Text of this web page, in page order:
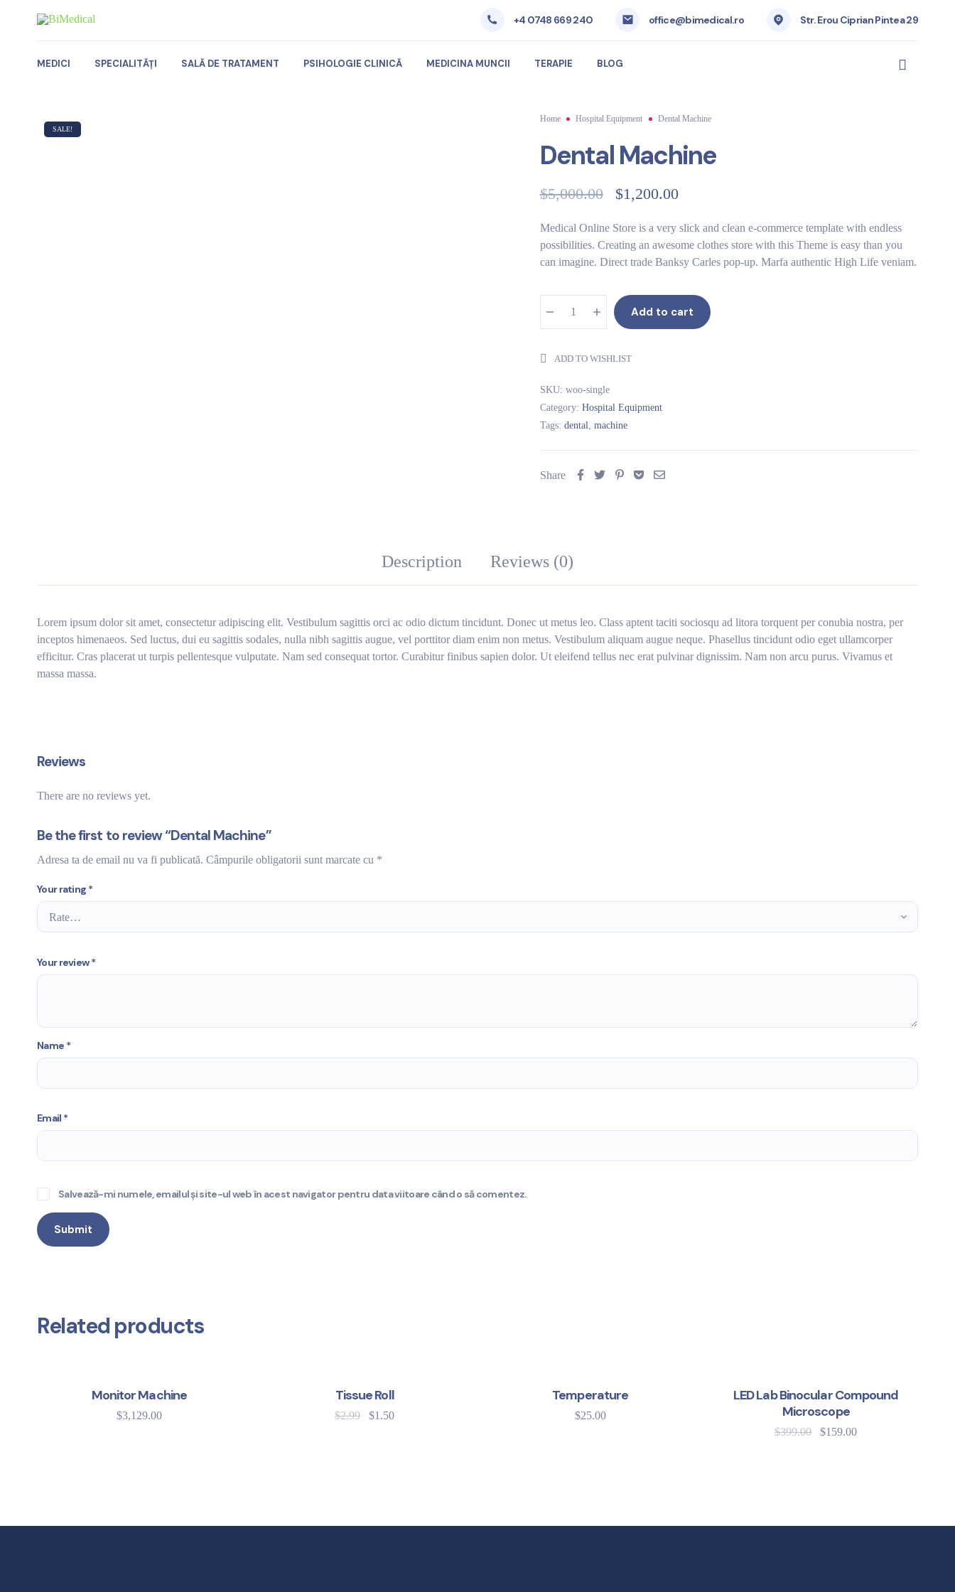
+4 0748 669 240 office@bimedical.ro Str. Erou Ciprian Pintea 29
MEDICI SPECIALITĂȚI SALĂ DE TRATAMENT PSIHOLOGIE CLINICĂ MEDICINA MUNCII TERAPIE BLOG
SALE!
Home Hospital Equipment Dental Machine
Dental Machine
$5,000.00 $1,200.00
Medical Online Store is a very slick and clean e-commerce template with endless
possibilities. Creating an awesome clothes store with this Theme is easy than you
can imagine. Direct trade Banksy Carles pop-up. Marfa authentic High Life veniam.
Add to cart
ADD TO WISHLIST
SKU: woo-single
Category: Hospital Equipment
Tags: dental, machine
Share
Description Reviews (0)
Lorem ipsum dolor sit amet, consectetur adipiscing elit. Vestibulum sagittis orci ac odio dictum tincidunt. Donec ut metus leo. Class aptent taciti sociosqu ad litora torquent per conubia nostra, per
inceptos himenaeos. Sed luctus, dui eu sagittis sodales, nulla nibh sagittis augue, vel porttitor diam enim non metus. Vestibulum aliquam augue neque. Phasellus tincidunt odio eget ullamcorper
efficitur. Cras placerat ut turpis pellentesque vulputate. Nam sed consequat tortor. Curabitur finibus sapien dolor. Ut eleifend tellus nec erat pulvinar dignissim. Nam non arcu purus. Vivamus et
massa massa.
Reviews
There are no reviews yet.
Be the first to review “Dental Machine”
Adresa ta de email nu va fi publicată. Câmpurile obligatorii sunt marcate cu *
Your rating *
Your review*
Name *
Email *
Salvează-mi numele, emailul și site-ul web în acest navigator pentru data viitoare când o să comentez.
Related products
Monitor Machine
$3,129.00
Tissue Roll
$2.99 $1.50
Temperature
$25.00
LED Lab Binocular Compound
Microscope
$399.00 $159.00